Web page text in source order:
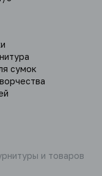
и товаров
сумок